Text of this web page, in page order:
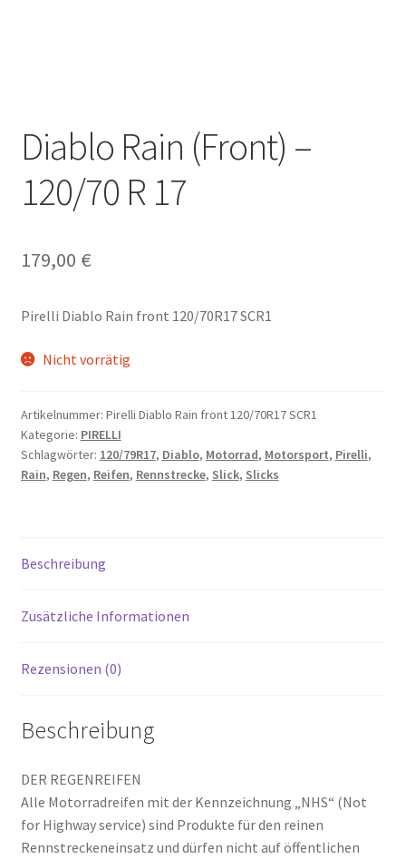
Diablo Rain (Front) –
120/70 R 17
179,00 €
Pirelli Diablo Rain front 120/70R17 SCR1
Nicht vorrätig
Artikelnummer: Pirelli Diablo Rain front 120/70R17 SCR1
Kategorie: PIRELLI
Schlagwörter: 120/79R17, Diablo, Motorrad, Motorsport, Pirelli,
Rain, Regen, Reifen, Rennstrecke, Slick, Slicks
Beschreibung
Zusätzliche Informationen
Rezensionen (0)
Beschreibung
DER REGENREIFEN
Alle Motorradreifen mit der Kennzeichnung „NHS“ (Not
for Highway service) sind Produkte für den reinen
Rennstreckeneinsatz und dürfen nicht auf öffentlichen